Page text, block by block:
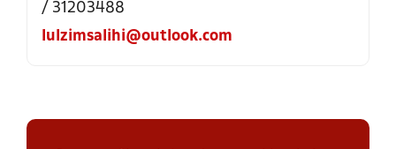
/ 31203488
lulzimsalihi@outlook.com